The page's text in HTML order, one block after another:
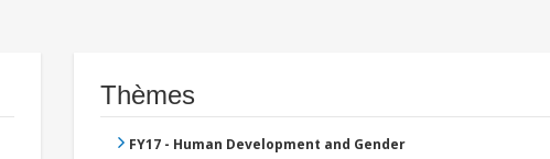
Thèmes
FY17 - Human Development and Gender